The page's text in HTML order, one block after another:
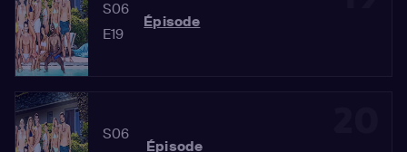
S06
E19
Épisode
S06
Épisode